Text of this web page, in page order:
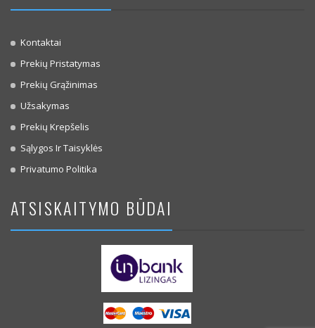
Kontaktai
Prekių Pristatymas
Prekių Grąžinimas
Užsakymas
Prekių Krepšelis
Sąlygos Ir Taisyklės
Privatumo Politika
ATSISKAITYMO BŪDAI